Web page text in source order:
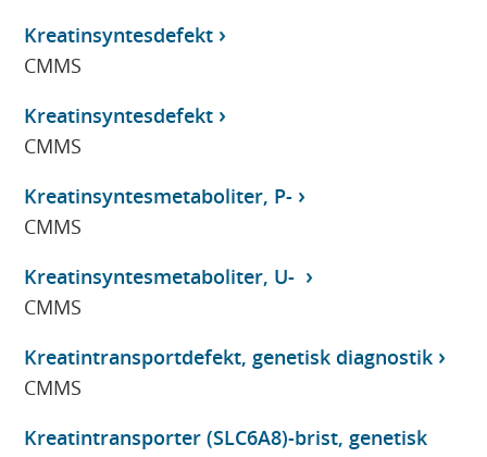
Kreatinsyntesdefekt
CMMS
Kreatinsyntesdefekt
CMMS
Kreatinsyntesmetaboliter, P-
CMMS
Kreatinsyntesmetaboliter, U-
CMMS
Kreatintransportdefekt, genetisk diagnostik
CMMS
Kreatintransporter (SLC6A8)-brist, genetisk